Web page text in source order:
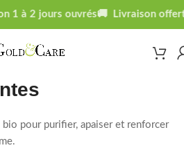
à 2 jours ouvrés🚚 Livraison offerte
pour purifier, apaiser et renforcer